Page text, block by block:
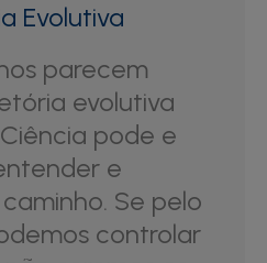
Evolutiva
parecem
evolutiva
pode e
e
Se pelo
controlar